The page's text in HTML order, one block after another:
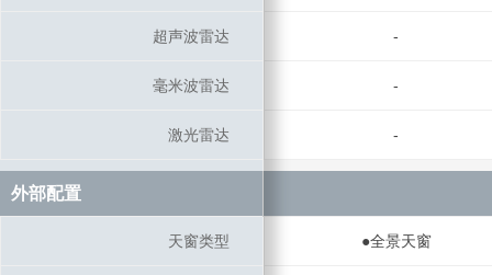
超声波雷达 -
毫米波雷达 -
激光雷达 -
外部配置
天窗类型 ●全景天窗
超声波雷达
毫米波雷达
激光雷达
外部配置
天窗类型